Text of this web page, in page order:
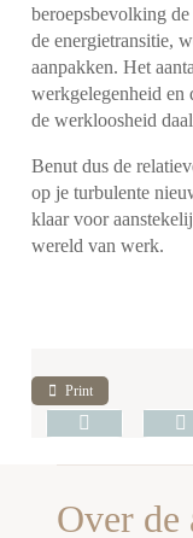
beroepsbevolking
de energietransitie,
aanpakken. Het
werkgelegenheid en
de werkloosheid
Benut dus de
op je turbulente
klaar voor
wereld van werk.
Print
Over de